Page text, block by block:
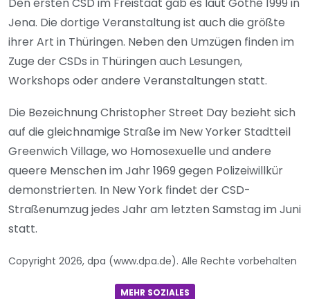
Jena. Die dortige Veranstaltung ist auch die größte
ihrer Art in Thüringen. Neben den Umzügen finden im
Zuge der CSDs in Thüringen auch Lesungen,
Workshops oder andere Veranstaltungen statt.
Die Bezeichnung Christopher Street Day bezieht sich
auf die gleichnamige Straße im New Yorker Stadtteil
Greenwich Village, wo Homosexuelle und andere
queere Menschen im Jahr 1969 gegen Polizeiwillkür
demonstrierten. In New York findet der CSD-
Straßenumzug jedes Jahr am letzten Samstag im Juni
statt.
Copyright 2026, dpa (www.dpa.de). Alle Rechte vorbehalten
MEHR SOZIALES